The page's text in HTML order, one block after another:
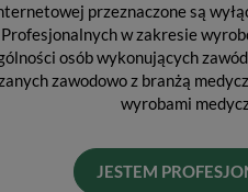
przeznaczone są
Profesjonalnych w zakresie
osób wykonujących
zawodowo z branżą
wyrobami
JESTEM